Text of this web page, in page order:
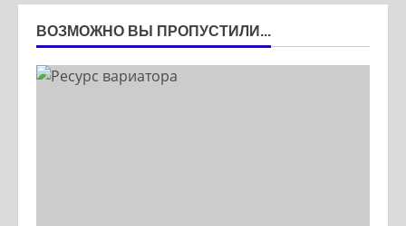
ВОЗМОЖНО ВЫ ПРОПУСТИЛИ...